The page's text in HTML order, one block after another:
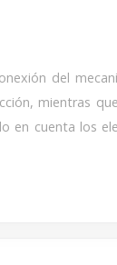
del
mientras
en cuenta los